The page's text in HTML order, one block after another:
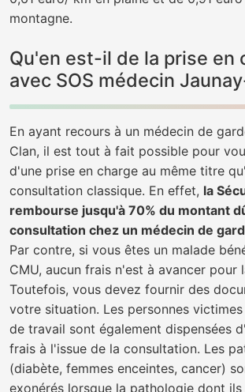
montagne.
Qu'en est-il de la prise en
avec SOS médecin
En ayant recours à un médecin de
Clan, il est tout à fait possible pour
d'une prise en charge au même titre
consultation classique. En effet, la
rembourse jusqu'à 70% du montant
consultation chez un médecin de
Par contre, si vous êtes un malade
CMU, aucun frais n'est à avancer pour
Toutefois, vous devez fournir des
votre situation. Les personnes
de travail sont également dispensées
frais à l'issue de la consultation. Les
(diabète, femmes enceintes, cancer)
exonérés lorsque la pathologie dont